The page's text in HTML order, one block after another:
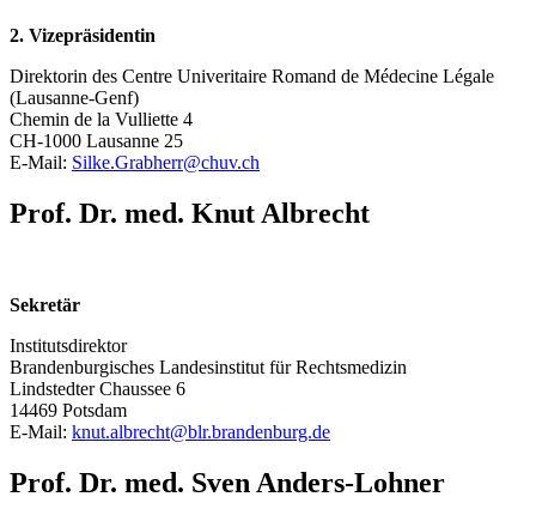
2. Vizepräsidentin
Direktorin des Centre Univeritaire Romand de Médecine Légale
(Lausanne-Genf)
Chemin de la Vulliette 4
CH-1000 Lausanne 25
E-Mail: Silke.Grabherr@chuv.ch
Prof. Dr. med. Knut Albrecht
Sekretär
Institutsdirektor
Brandenburgisches Landesinstitut für Rechtsmedizin
Lindstedter Chaussee 6
14469 Potsdam
E-Mail: knut.albrecht@blr.brandenburg.de
Prof. Dr. med. Sven Anders-Lohner